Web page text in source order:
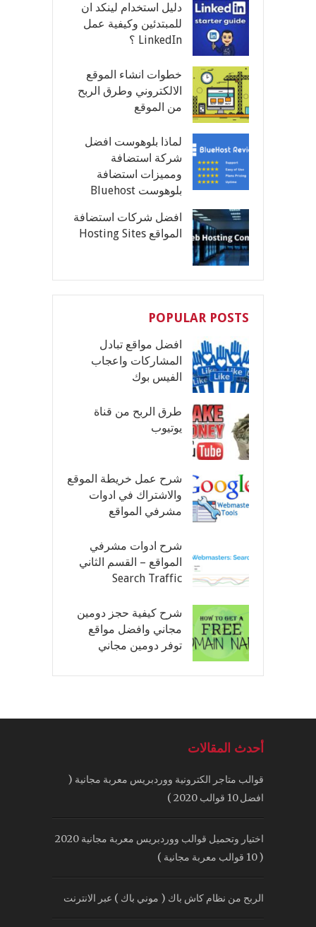
دليل استخدام لينكد ان
للمبتدئين وكيفية عمل
LinkedIn ؟
خطوات انشاء الموقع
الالكتروني وطرق الربح
من الموقع
لماذا بلوهوست افضل
شركة استضافة
ومميزات استضافة
بلوهوست Bluehost
افضل شركات استضافة
المواقع Hosting Sites
POPULAR POSTS
افضل مواقع تبادل
المشاركات واعجاب
الفيس بوك
طرق الربح من قناة
يوتيوب
شرح عمل خريطة الموقع
والاشتراك في ادوات
مشرفي المواقع
شرح ادوات مشرفي
المواقع – القسم الثاني
Search Traffic
شرح كيفية حجز دومين
مجاني وافضل مواقع
توفر دومين مجاني
أحدث المقالات
قوالب متاجر الكترونية ووردبريس معربة مجانية (
افضل 10 قوالب 2020 )
اختيار وتحميل قوالب ووردبريس معربة مجانية 2020
( 10 قوالب معربة مجانية )
الربح من نظام كاش باك ( موني باك ) عبر الانترنت